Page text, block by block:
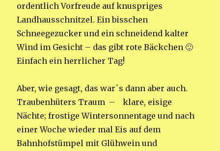
ordentlich Vorfreude auf knuspriges
Landhausschnitzel. Ein bisschen
Schneegezucker und ein schneidend kalter
Wind im Gesicht – das gibt rote Bäckchen 🙂
Einfach ein herrlicher Tag!
Aber, wie gesagt, das war´s dann aber auch.
Traubenhüters Traum – klare, eisige
Nächte; frostige Wintersonnentage und nach
einer Woche wieder mal Eis auf dem
Bahnhofstümpel mit Glühwein und